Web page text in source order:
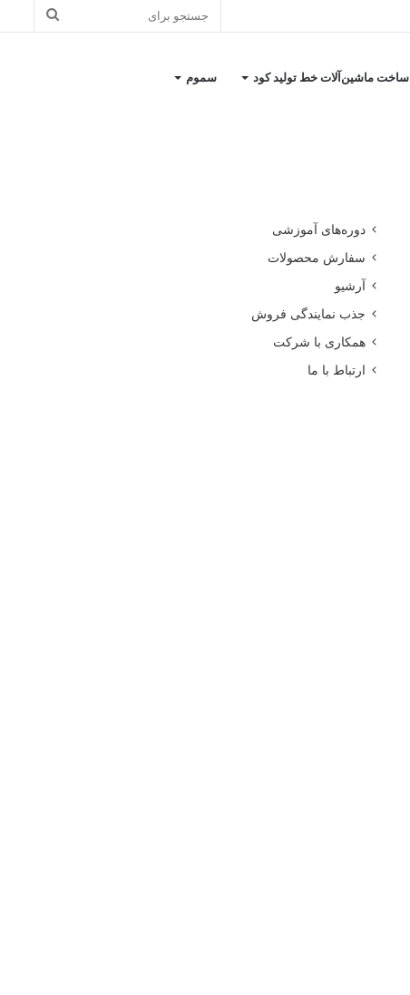
جستجو
ساخت ماشین‌آلات خط تولید کود سموم
دوره‌های آموزشی
سفارش محصولات
آرشیو
جذب نمایندگی فروش
همکاری با شرکت
ارتباط با ما